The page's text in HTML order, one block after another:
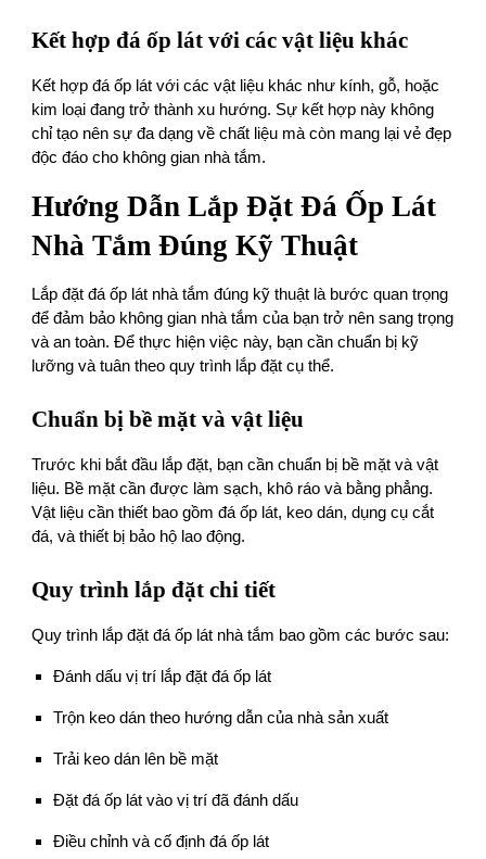
Kết hợp đá ốp lát với các vật liệu khác
Kết hợp đá ốp lát với các vật liệu khác như kính, gỗ, hoặc
kim loại đang trở thành xu hướng. Sự kết hợp này không
chỉ tạo nên sự đa dạng về chất liệu mà còn mang lại vẻ đẹp
độc đáo cho không gian nhà tắm.
Hướng Dẫn Lắp Đặt Đá Ốp Lát
Nhà Tắm Đúng Kỹ Thuật
Lắp đặt đá ốp lát nhà tắm đúng kỹ thuật là bước quan trọng
để đảm bảo không gian nhà tắm của bạn trở nên sang trọng
và an toàn. Để thực hiện việc này, bạn cần chuẩn bị kỹ
lưỡng và tuân theo quy trình lắp đặt cụ thể.
Chuẩn bị bề mặt và vật liệu
Trước khi bắt đầu lắp đặt, bạn cần chuẩn bị bề mặt và vật
liệu. Bề mặt cần được làm sạch, khô ráo và bằng phẳng.
Vật liệu cần thiết bao gồm đá ốp lát, keo dán, dụng cụ cắt
đá, và thiết bị bảo hộ lao động.
Quy trình lắp đặt chi tiết
Quy trình lắp đặt đá ốp lát nhà tắm bao gồm các bước sau:
Đánh dấu vị trí lắp đặt đá ốp lát
Trộn keo dán theo hướng dẫn của nhà sản xuất
Trải keo dán lên bề mặt
Đặt đá ốp lát vào vị trí đã đánh dấu
Điều chỉnh và cố định đá ốp lát